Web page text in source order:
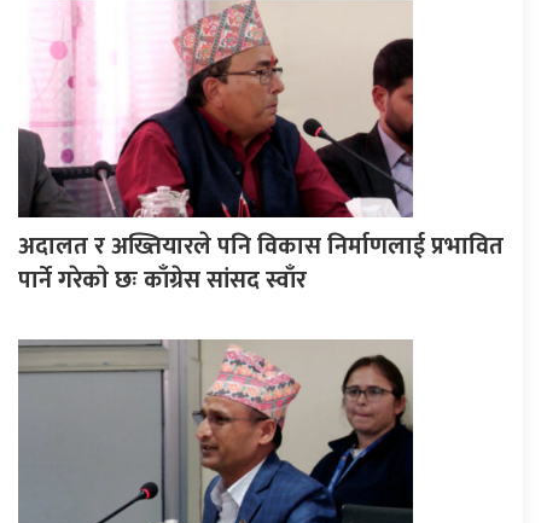
अदालत र अख्तियारले पनि विकास निर्माणलाई प्रभावित
पार्ने गरेकाे छः काँग्रेस सांसद स्वाँर